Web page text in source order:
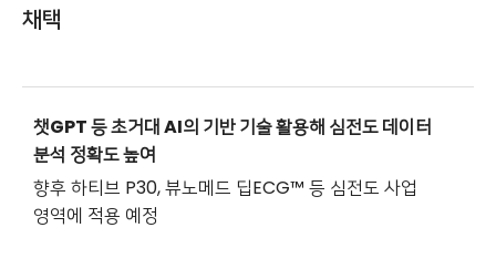
채택
챗GPT 등 초거대 AI의 기반 기술 활용해 심전도 데이터
분석 정확도 높여
향후 하티브 P30, 뷰노메드 딥ECG™ 등 심전도 사업
영역에 적용 예정